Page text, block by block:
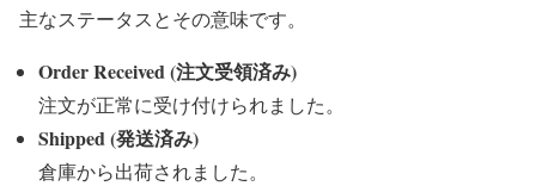
主なステータスとその意味です。
Order Received (注文受領済み)
注文が正常に受け付けられました。
Shipped (発送済み)
倉庫から出荷されました。